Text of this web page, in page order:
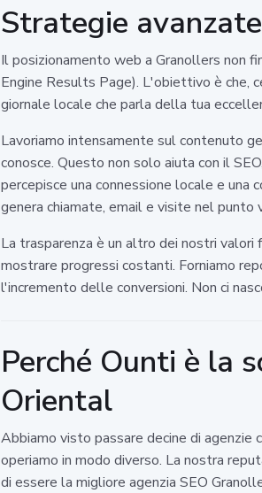
Strategie
Il posizionamento web a Granollers non
Engine Results Page). L'obiettivo è che,
giornale locale che parla della tua
Lavoriamo intensamente sul contenuto
conosce. Questo non solo aiuta con il
percepisce una connessione locale e
genera chiamate, email e visite nel
La trasparenza è un altro dei nostri valori
mostrare progressi costanti. Forniamo
l'incremento delle conversioni. Non ci
Perché Ounti è la
Oriental
Abbiamo visto passare decine di agenzie
operiamo in modo diverso. La nostra
di essere la migliore agenzia SEO